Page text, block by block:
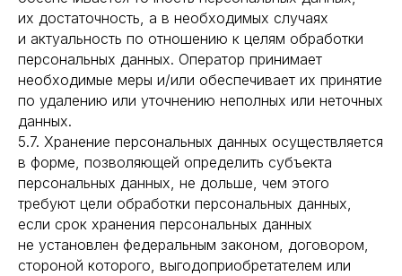
их достаточность, а в необходимых случаях
и актуальность по отношению к целям обработки
персональных данных. Оператор принимает
необходимые меры и/или обеспечивает их принятие
по удалению или уточнению неполных или неточных
данных.
5.7. Хранение персональных данных осуществляется
в форме, позволяющей определить субъекта
персональных данных, не дольше, чем этого
требуют цели обработки персональных данных,
если срок хранения персональных данных
не установлен федеральным законом, договором,
стороной которого, выгодоприобретателем или